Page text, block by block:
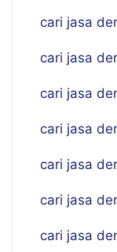
cari jasa
cari jasa
cari jasa
cari jasa
cari jasa
cari jasa
cari jasa